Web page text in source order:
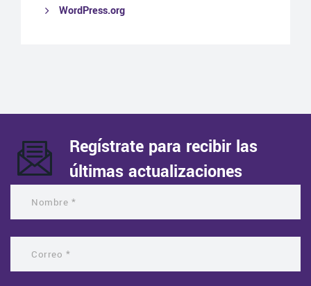
WordPress.org
Regístrate para recibir las
últimas actualizaciones